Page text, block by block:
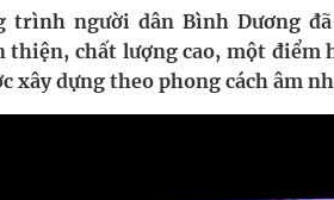
nghiệp: Tìm giải pháp tăng cường
trình người dân Bình Dương
thiện, chất lượng cao, một điểm
xây dựng theo phong cách âm